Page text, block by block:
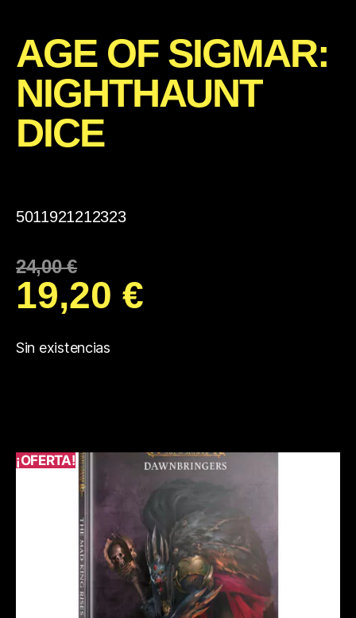
AGE OF SIGMAR:
NIGHTHAUNT
DICE
5011921212323
24,00€
19,20 €
Sin existencias
¡OFERTA!